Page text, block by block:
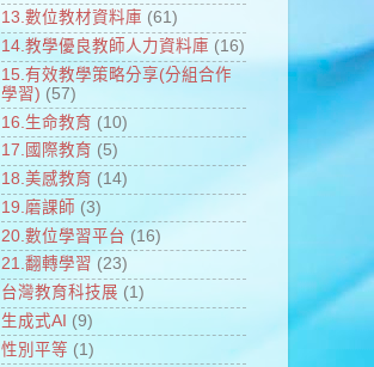
13.數位教材資料庫 (61)
14.教學優良教師人力資料庫 (16)
15.有效教學策略分享(分組合作
學習) (57)
16.生命教育 (10)
17.國際教育 (5)
18.美感教育 (14)
19.磨課師 (3)
20.數位學習平台 (16)
21.翻轉學習 (23)
台灣教育科技展 (1)
生成式AI (9)
性別平等 (1)